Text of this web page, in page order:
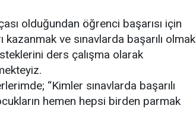
olduğundan öğrenci başarısı için
kazanmak ve sınavlarda başarılı olmak
ders çalışma olarak
“Kimler sınavlarda başarılı
hemen hepsi birden parmak